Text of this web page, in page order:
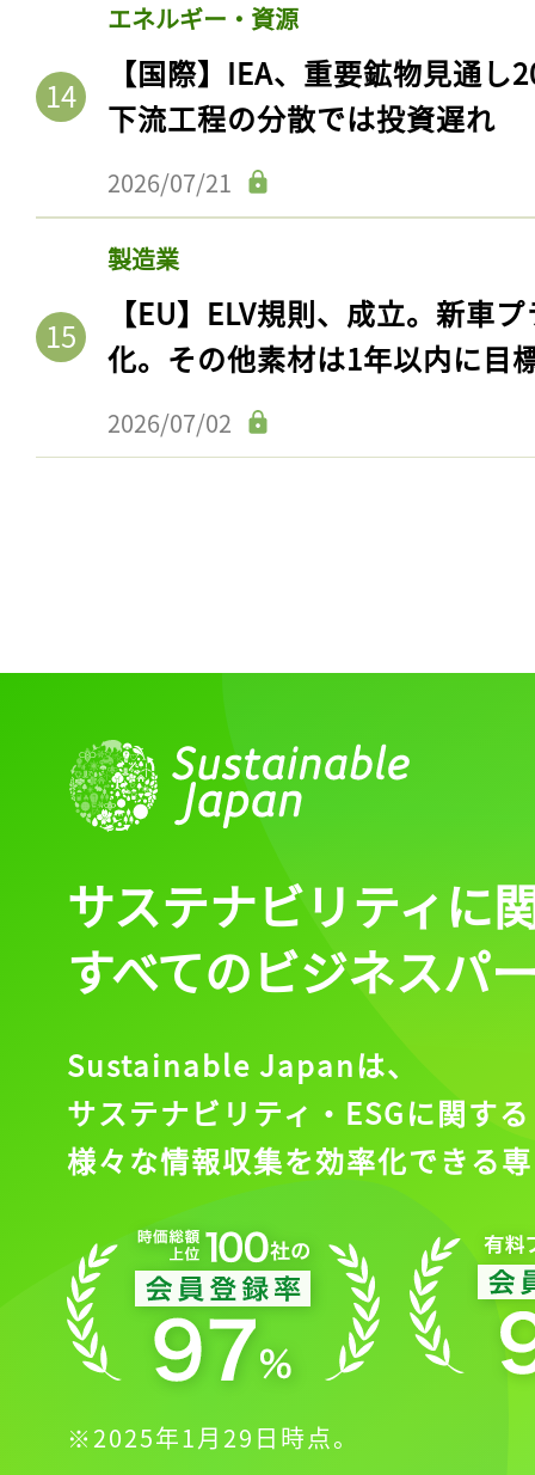
エネルギー・資源
【国際】IEA、重要鉱物見通
下流工程の分散では投資遅れ
2026/07/21
製造業
【EU】ELV規則、成立。新車
化。その他素材は1年以内に目
2026/07/02
ログイン
サステナビリティに
すべてのビジネスパ
Sustainable Japanは、
サステナビリティ・ESGに関する
様々な情報収集を効率化できる
※2025年1月29日時点。